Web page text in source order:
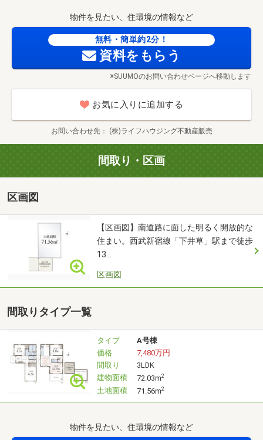
ハウスツアー（事前に必ず予約してください）
日程／公開中
※火・水は定休日です。
デルとなる完成物件や関係資料をご覧いただけます。
はCGの場合あり）で、より生活イメージを体験いただけま
す。
・家事動線、キッチンからの目線、収納
・採光、通風
などなど、リアルにご体感ください！
ご予約の方には、より詳細な資料を準備させていただきま
す。
■ご希望に合わせたご案内をいたします■
貴重なお時間の中でのご見学ですので、ご希望に合わせた
ご案内をさせていただきます。
「物件と併せて周辺のことも教えてほしい」
「間取りや設備など、じっくり説明が欲しい」
「資金計画の相談がしたい」
…などなど、ご希望をお聞かせください！
【おおよその所要時間】※ご希望によります
物件を見たい、住環境の情報など
無料・簡単約2分！
資料をもらう
※SUUMOのお問い合わせページへ移動します
お気に入りに追加する
お問い合わせ先 (株)ライフハウジング不動産販売
間取り・区画
区画図
【区画図】南道路に面した明るく開放的な
住まい。西武新宿線「下井草」駅まで徒歩
13…
区画図
間取りタイプ一覧
タイプ
A号棟
価格
7,480万円
間取り
3LDK
建物面積
72.03m2
土地面積 71.56m2
物件を見たい、住環境の情報など